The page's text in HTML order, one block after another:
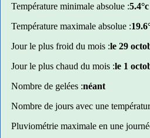
Température minimale absolue :
Température maximale absolue :
Jour le plus froid du mois :le 29
Jour le plus chaud du mois :le 1
Nombre de gelées :néant
Nombre de jours avec une
Pluviométrie maximale en une